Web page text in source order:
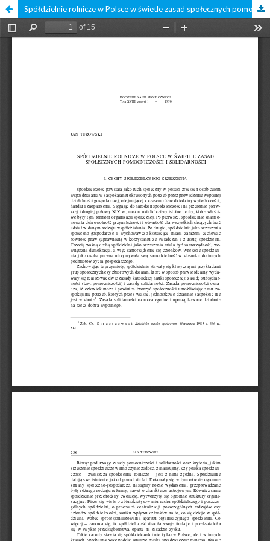
Spółdzielnie rolnicze w Polsce w świetle zasad społecznych pomocniczości i solidarności